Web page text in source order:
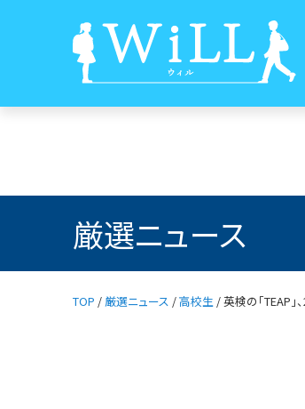
厳選ニュース
TOP / 厳選ニュース /高校生 /英検の「TEAP